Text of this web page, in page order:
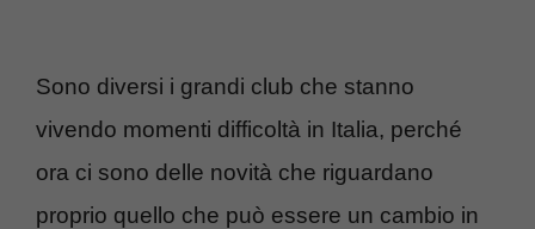
Sono diversi i grandi club che stanno
vivendo momenti difficoltà in Italia, perché
ora ci sono delle novità che riguardano
proprio quello che può essere un cambio in